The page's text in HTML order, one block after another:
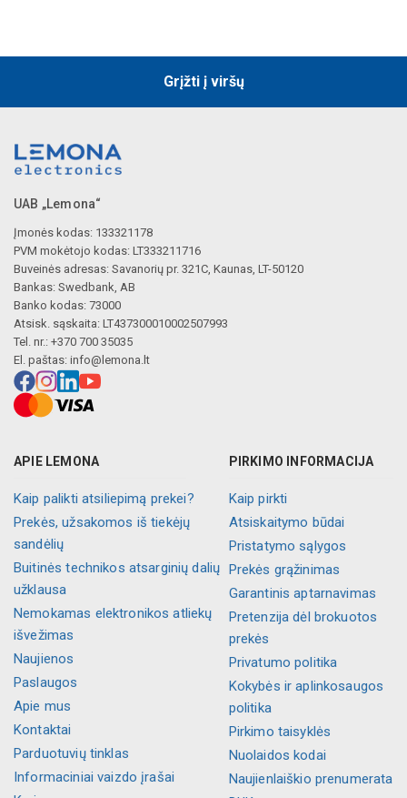
Grįžti į viršų
UAB „Lemona“
Įmonės kodas: 133321178
PVM mokėtojo kodas: LT333211716
Buveinės adresas: Savanorių pr. 321C, Kaunas, LT-50120
Bankas: Swedbank, AB
Banko kodas: 73000
Atsisk. sąskaita: LT437300010002507993
Tel. nr.: +370 700 35035
El. paštas: info@lemona.lt
APIE LEMONA
Kaip palikti atsiliepimą prekei?
Prekės, užsakomos iš tiekėjų
sandėlių
Buitinės technikos atsarginių dalių
užklausa
Nemokamas elektronikos atliekų
išvežimas
Naujienos
Paslaugos
Apie mus
Kontaktai
Parduotuvių tinklas
Informaciniai vaizdo įrašai
PIRKIMO INFORMACIJA
Kaip pirkti
Atsiskaitymo būdai
Pristatymo sąlygos
Prekės grąžinimas
Garantinis aptarnavimas
Pretenzija dėl brokuotos
prekės
Privatumo politika
Kokybės ir aplinkosaugos
politika
Pirkimo taisyklės
Nuolaidos kodai
Naujienlaiškio prenumerata